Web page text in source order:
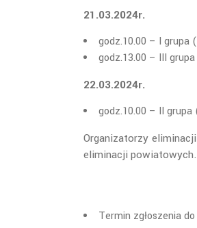
21.03.2024r.
godz.10.00 – I grupa
godz.13.00 – III
22.03.2024r.
godz.10.00 – II grupa
Organizatorzy
eliminacji
Termin zgłoszenia